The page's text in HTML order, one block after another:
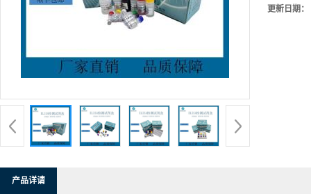
更新日期：
产品详请